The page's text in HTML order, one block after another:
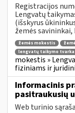
Registracijos
Lengvatų
(išskyrus
žemės savininkai,
žemės mokestis
lengvatų taikymo tvarka
mokestis »
fiziniams ir
Informacinis
pasitraukusių
Web turinio